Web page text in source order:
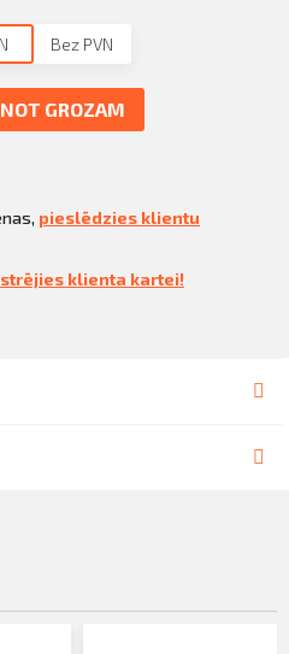
Bez PVN
GROZAM
pieslēdzies klientu
klienta kartei!